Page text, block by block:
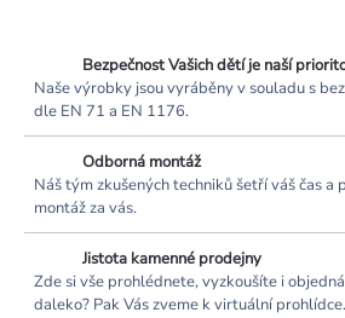
Bezpečnost Vašich dětí je naší
Naše výrobky jsou vyráběny v souladu s
dle EN 71 a EN 1176.
Odborná montáž
Náš tým zkušených techniků šetří váš čas a
montáž za vás.
Jistota kamenné prodejny
Zde si vše prohlédnete, vyzkoušíte i
daleko? Pak Vás zveme k virtuální prohlídce.